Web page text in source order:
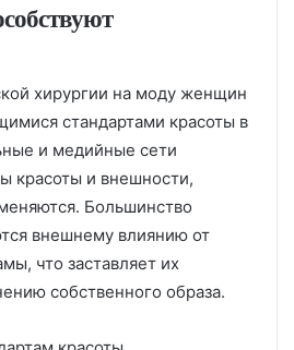
хирургии на моду женщин
стандартами красоты в
и медийные сети
красоты и внешности,
Большинство
внешнему влиянию от
что заставляет их
собственного образа.